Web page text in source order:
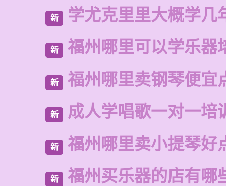
新 学尤克里里大概学几
新 福州哪里可以学乐器
新 福州哪里卖钢琴便宜
新 成人学唱歌一对一培
新 福州哪里卖小提琴好
新 福州买乐器的店有哪